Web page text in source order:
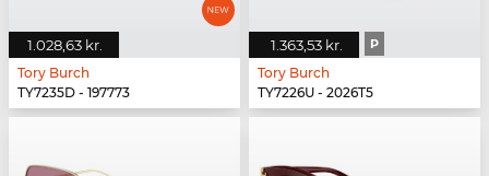
1.028,63 kr.
Tory Burch
TY7235D - 197773
1.363,53 kr. P
Tory Burch
TY7226U - 2026T5